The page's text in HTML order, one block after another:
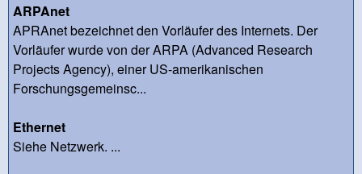
ARPAnet
APRAnet bezeichnet den Vorläufer des Internets. Der
Vorläufer wurde von der ARPA (Advanced Research
Projects Agency), einer US-amerikanischen
Forschungsgemeinsc...
Ethernet
Siehe Netzwerk. ...